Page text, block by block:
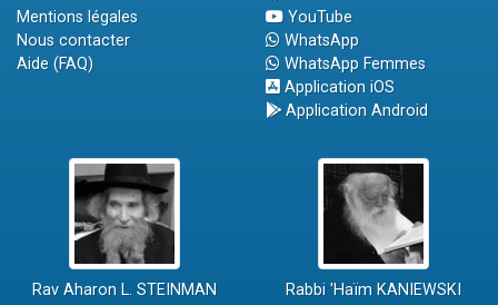
Mentions légales
Nous contacter
Aide (FAQ)
YouTube
WhatsApp
WhatsApp Femmes
Application iOS
Application Android
Rav Aharon L. STEINMAN Rabbi 'Haïm KANIEWSKI